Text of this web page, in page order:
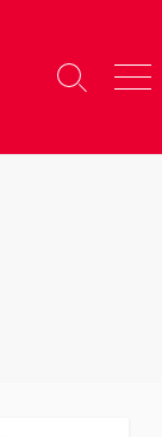
検
り
メ
ー